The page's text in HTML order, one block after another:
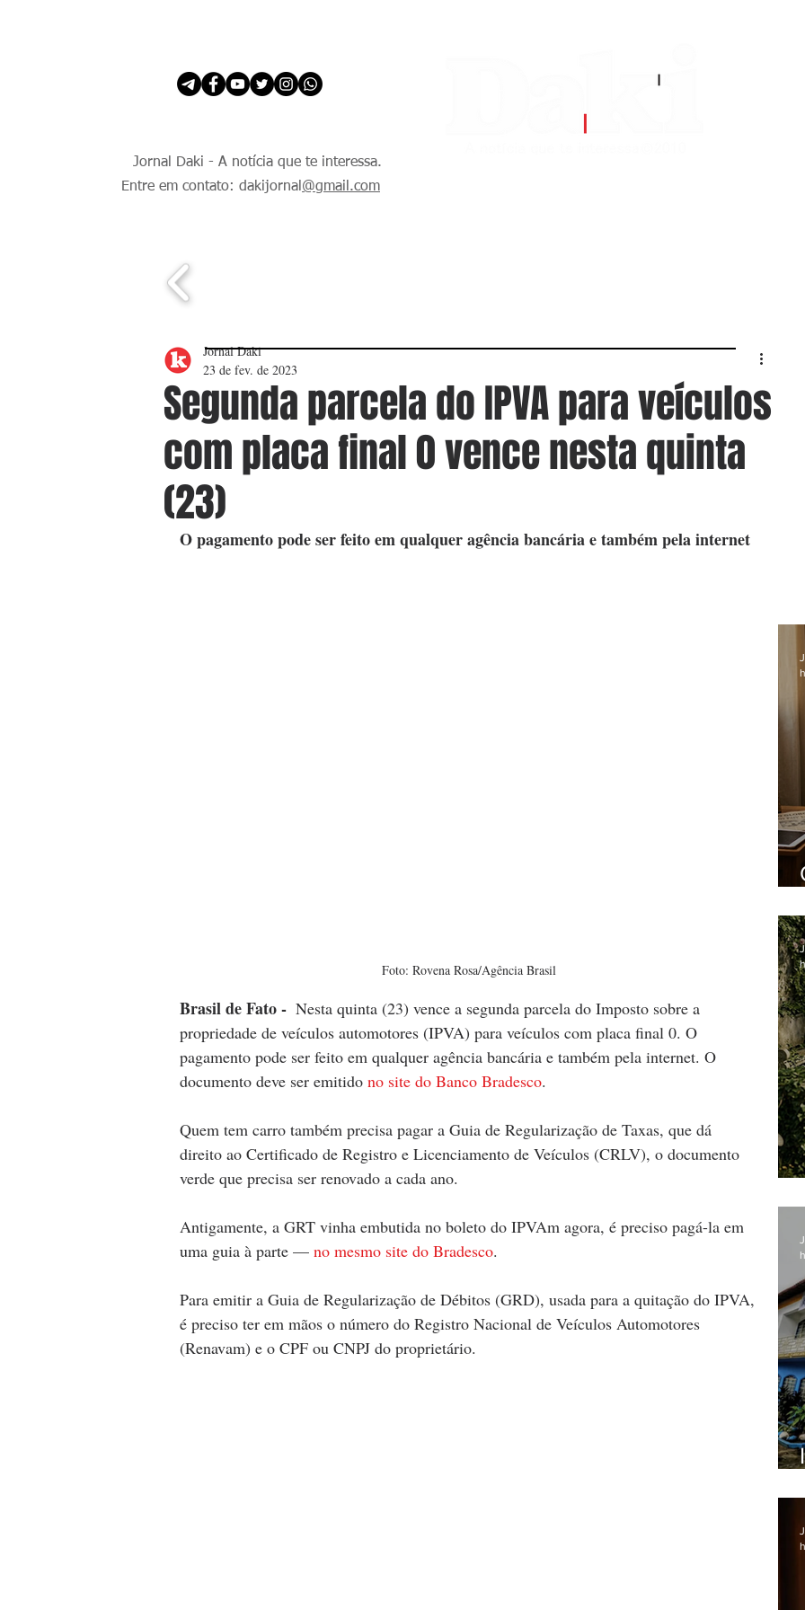
Jornal Daki - A notícia que te interessa.
Entre em contato: dakijornal @gmail.com
Segunda parcela do IPVA para veículos
com placa final 0 vence nesta quinta
(23)
Jornal Daki
23 de fev. de 2023
O pagamento pode ser feito em qualquer agência bancária e também pela internet
Foto: Rovena Rosa/Agência Brasil
Brasil de Fato - Nesta quinta (23) vence a segunda parcela do Imposto sobre a
propriedade de veículos automotores (IPVA) para veículos com placa final 0. O
pagamento pode ser feito em qualquer agência bancária e também pela internet. O
documento deve ser emitido no site do Banco Bradesco.
Quem tem carro também precisa pagar a Guia de Regularização de Taxas, que dá
direito ao Certificado de Registro e Licenciamento de Veículos (CRLV), o documento
verde que precisa ser renovado a cada ano.
Antigamente, a GRT vinha embutida no boleto do IPVAm agora, é preciso pagá-la em
uma guia à parte — no mesmo site do Bradesco.
Para emitir a Guia de Regularização de Débitos (GRD), usada para a quitação do IPVA,
é preciso ter em mãos o número do Registro Nacional de Veículos Automotores
(Renavam) e o CPF ou CNPJ do proprietário.